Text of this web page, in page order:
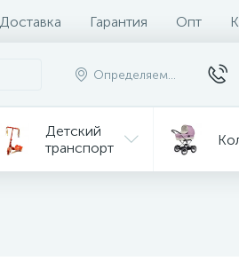
Доставка Гарантия Опт
Определяем...
Детский
транспорт